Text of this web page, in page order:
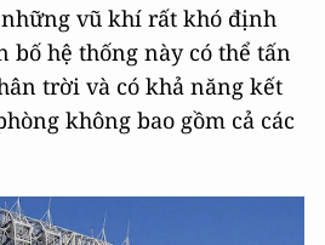
những vũ khí rất khó định
bố hệ thống này có thể tấn
trời và có khả năng kết
không bao gồm cả các